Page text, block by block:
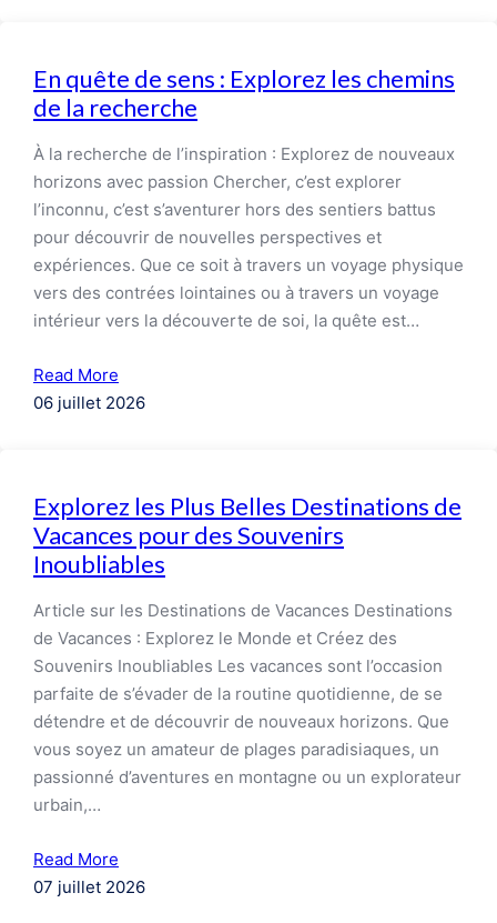
En quête de sens : Explorez les chemins
de la recherche
À la recherche de l’inspiration : Explorez de nouveaux
horizons avec passion Chercher, c’est explorer
l’inconnu, c’est s’aventurer hors des sentiers battus
pour découvrir de nouvelles perspectives et
expériences. Que ce soit à travers un voyage physique
vers des contrées lointaines ou à travers un voyage
intérieur vers la découverte de soi, la quête est…
Read More
06 juillet 2026
Explorez les Plus Belles Destinations de
Vacances pour des Souvenirs
Inoubliables
Article sur les Destinations de Vacances Destinations
de Vacances : Explorez le Monde et Créez des
Souvenirs Inoubliables Les vacances sont l’occasion
parfaite de s’évader de la routine quotidienne, de se
détendre et de découvrir de nouveaux horizons. Que
vous soyez un amateur de plages paradisiaques, un
passionné d’aventures en montagne ou un explorateur
urbain,…
Read More
07 juillet 2026